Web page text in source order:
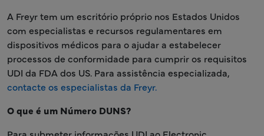
A Freyr tem um escritório próprio nos Estados Unidos
com especialistas e recursos regulamentares em
dispositivos médicos para o ajudar a estabelecer
processos de conformidade para cumprir os requisitos
UDI da FDA dos US. Para assistência especializada,
contacte os especialistas da Freyr.
O que é um Número DUNS?